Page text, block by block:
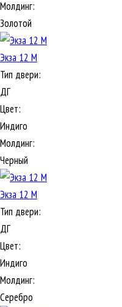
Молдинг:
Золотой
Экза 12 М
Тип двери:
ДГ
Цвет:
Индиго
Молдинг:
Черный
Экза 12 М
Тип двери:
ДГ
Цвет:
Индиго
Молдинг:
Серебро